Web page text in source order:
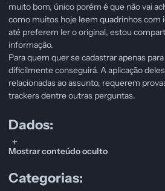
muito bom, único porém é que não vai
como muitos hoje leem quadrinhos com
até preferem ler o original, estou
informação.
Para quem quer se cadastrar apenas
dificilmente conseguirá. A aplicação
relacionadas ao assunto, requerem
trackers dentre outras perguntas.
Dados:
Mostrar conteúdo oculto
Categorias: